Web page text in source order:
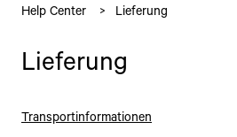
Help Center Lieferung
Lieferung
Transportinformationen